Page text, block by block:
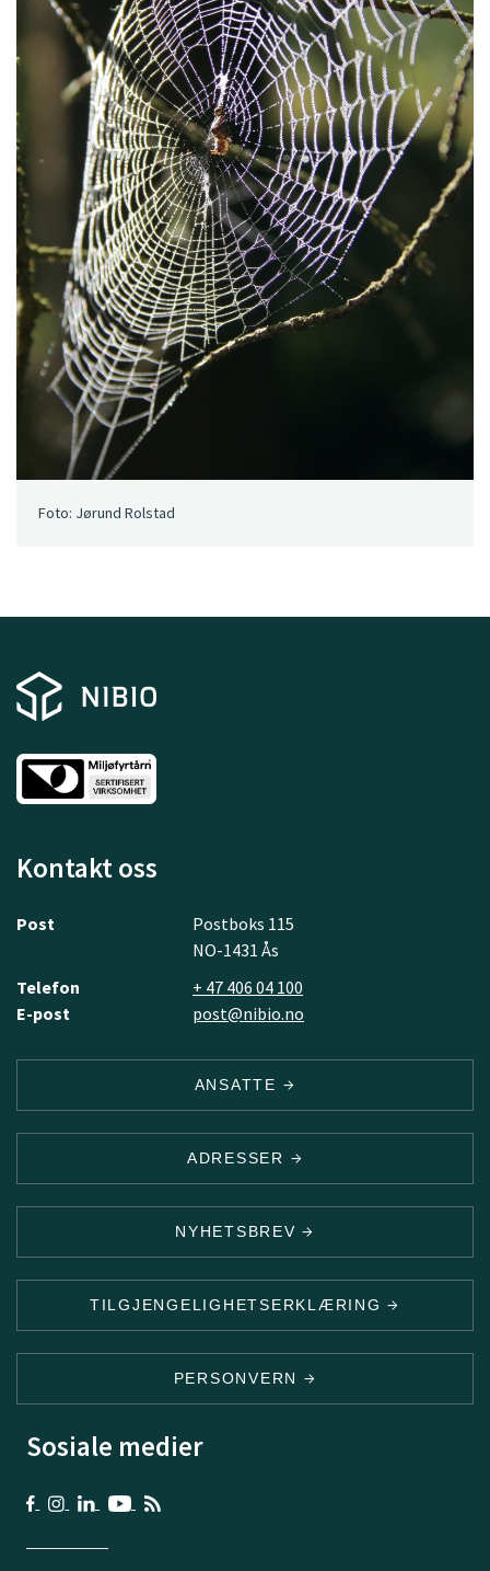
Foto: Jørund Rolstad
Kontakt oss
Post
Postboks 115
NO-1431 Ås
Telefon
+ 47 406 04 100
E-post
post@nibio.no
ANSATTE
ADRESSER
NYHETSBREV
TILGJENGELIGHETSERKLÆRING
PERSONVERN
Sosiale medier